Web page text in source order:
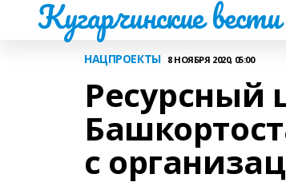
Кугарчинские вести
НАЦПРОЕКТЫ 8 НОЯБРЯ 2020, 05:00
Ресурсный
с